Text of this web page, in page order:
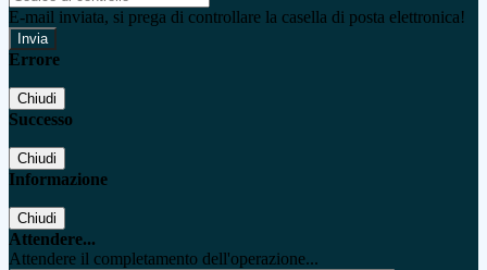
E-mail inviata, si prega di controllare la casella di posta elettronica!
Errore
Chiudi
Successo
Chiudi
Informazione
Chiudi
Attendere...
Attendere il completamento dell'operazione...